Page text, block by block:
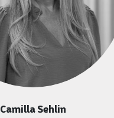
Camilla Sehlin